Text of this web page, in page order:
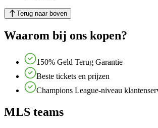
Terug naar boven
Waarom bij ons kopen?
150% Geld Terug Garantie
Beste tickets en prijzen
Champions League-niveau
MLS teams